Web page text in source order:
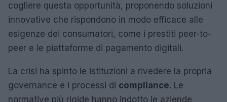
cogliere questa opportunità, proponendo soluzioni
innovative che rispondono in modo efficace alle
esigenze dei consumatori, come i prestiti peer-to-
peer e le piattaforme di pagamento digitali.
La crisi ha spinto le istituzioni a rivedere la propria
governance e i processi di compliance. Le
normative più rigide hanno indotto le aziende